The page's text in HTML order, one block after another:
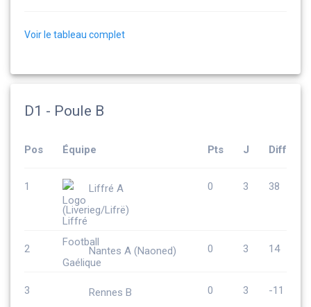
Voir le tableau complet
D1 - Poule B
Pos Équipe Pts J Diff
1
Liffré A
(Liverieg/Lifrë)
0 3 38
2 Nantes A (Naoned) 0 3 14
3
Rennes B
0 3 -11